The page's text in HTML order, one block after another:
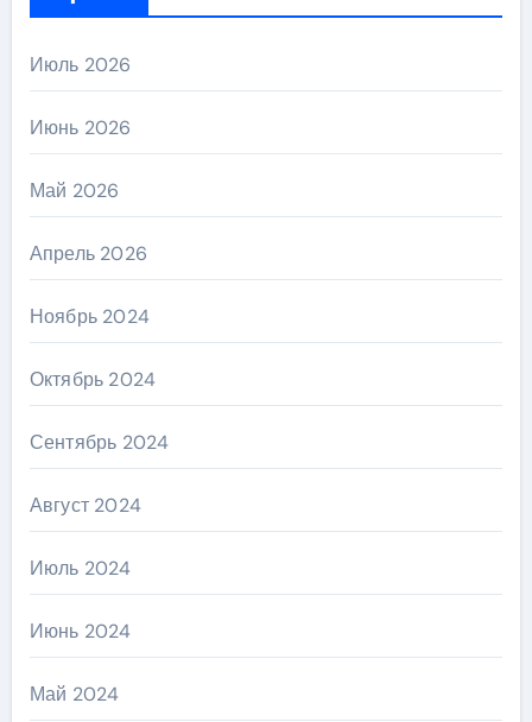
Июль 2026
Июнь 2026
Май 2026
Апрель 2026
Ноябрь 2024
Октябрь 2024
Сентябрь 2024
Август 2024
Июль 2024
Июнь 2024
Май 2024